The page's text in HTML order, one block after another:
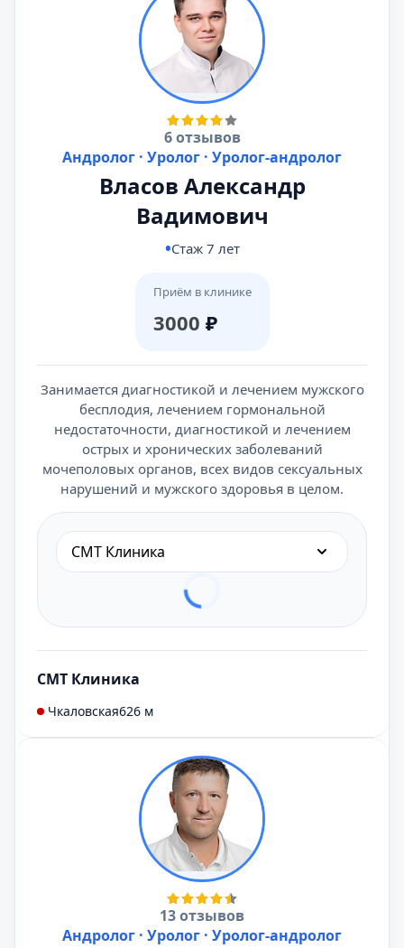
6 отзывов
Андролог · Уролог · Уролог-андролог
Власов Александр
Вадимович
Стаж 7 лет
Приём в клинике
3000 ₽
Занимается диагностикой и лечением мужского
бесплодия, лечением гормональной
недостаточности, диагностикой и лечением
острых и хронических заболеваний
мочеполовых органов, всех видов сексуальных
нарушений и мужского здоровья в целом.
СМТ Клиника
СМТ Клиника
Чкаловская626 м
13 отзывов
Андролог · Уролог · Уролог-андролог